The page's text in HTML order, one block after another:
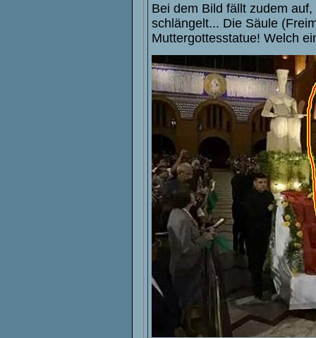
Bei dem Bild fällt zudem
schlängelt... Die Säule
Muttergottesstatue! Welch